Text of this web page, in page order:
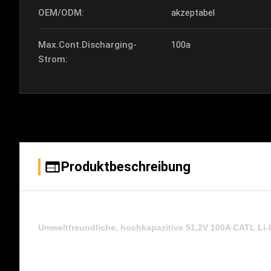
OEM/ODM: akzeptabel
Max.Cont.Discharging-
Strom:
100a
Produktbeschreibung
Umweltfreundliche, hochkapazitive 51,2V 100A CATL